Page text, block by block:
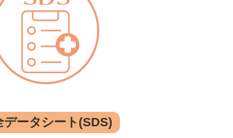
データシート(SDS)